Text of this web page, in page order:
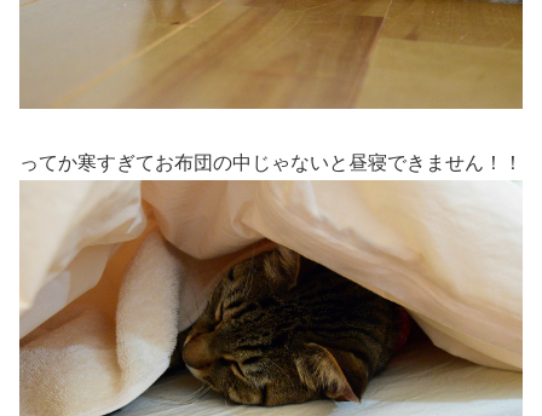
ってか寒すぎてお布団の中じゃないと昼寝できません！！